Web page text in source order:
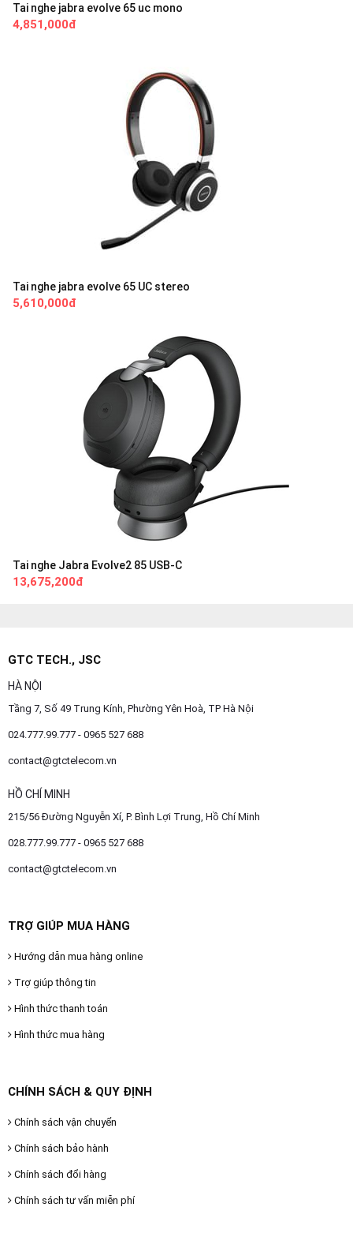
Tai nghe jabra evolve 65 uc mono
4,851,000đ
Tai nghe jabra evolve 65 UC stereo
5,610,000đ
Tai nghe Jabra Evolve2 85 USB-C
13,675,200đ
GTC TECH., JSC
HÀ NỘI
Tầng 7, Số 49 Trung Kính, Phường Yên Hoà, TP Hà Nội
024.777.99.777 - 0965 527 688
contact@gtctelecom.vn
HỒ CHÍ MINH
215/56 Đường Nguyễn Xí, P. Bình Lợi Trung, Hồ Chí Minh
028.777.99.777 - 0965 527 688
contact@gtctelecom.vn
TRỢ GIÚP MUA HÀNG
Hướng dẫn mua hàng online
Trợ giúp thông tin
Hình thức thanh toán
Hình thức mua hàng
CHÍNH SÁCH & QUY ĐỊNH
Chính sách vận chuyển
Chính sách bảo hành
Chính sách đổi hàng
Chính sách tư vấn miễn phí